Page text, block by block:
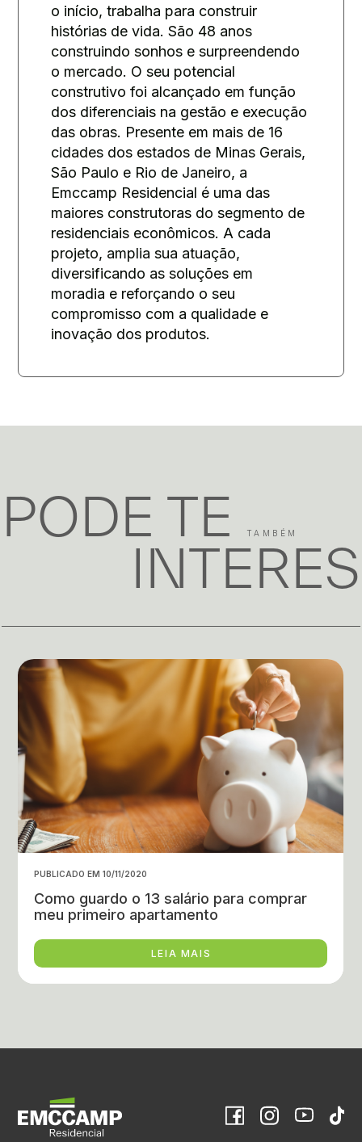
o início, trabalha para construir
histórias de vida. São 48 anos
construindo sonhos e surpreendendo
o mercado. O seu potencial
construtivo foi alcançado em função
dos diferenciais na gestão e execução
das obras. Presente em mais de 16
cidades dos estados de Minas Gerais,
São Paulo e Rio de Janeiro, a
Emccamp Residencial é uma das
maiores construtoras do segmento de
residenciais econômicos. A cada
projeto, amplia sua atuação,
diversificando as soluções em
moradia e reforçando o seu
compromisso com a qualidade e
inovação dos produtos.
PODE TE TAMBÉM
PUBLICADO EM 10/11/2020
Como guardo o 13 salário para comprar
meu primeiro apartamento
LEIA MAIS